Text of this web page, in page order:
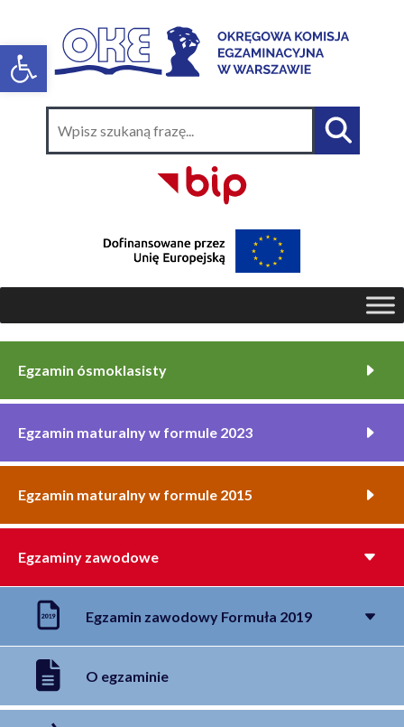
Egzamin ósmoklasisty
Egzamin maturalny w formule 2023
Egzamin maturalny w formule 2015
Egzaminy zawodowe
Egzamin zawodowy Formuła 2019
O egzaminie